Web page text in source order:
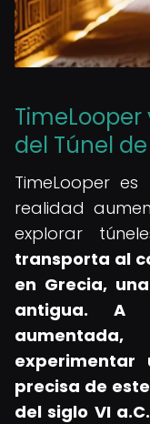
del Túnel
TimeLooper
realidad
explorar
transporta al
en Grecia,
antigua.
A
experimentar
precisa de
del siglo VI